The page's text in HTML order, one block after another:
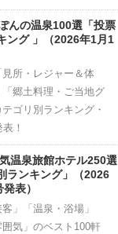
んの温泉100選「投票
ング 」（2026年1月1
見所・レジャー＆体
郷土料理・ご当地グ
ゴリ別ランキング・
！
温泉旅館ホテル250選
ランキング」（2026
表）
客」「温泉・浴場」
囲気」のベスト100軒